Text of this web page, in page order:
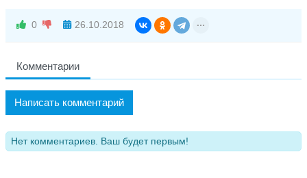
0 26.10.2018
Комментарии
Написать комментарий
Нет комментариев. Ваш будет первым!